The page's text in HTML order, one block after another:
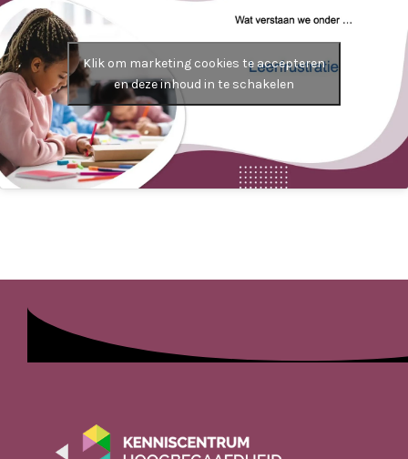
Klik om marketing cookies te accepteren
en deze inhoud in te schakelen